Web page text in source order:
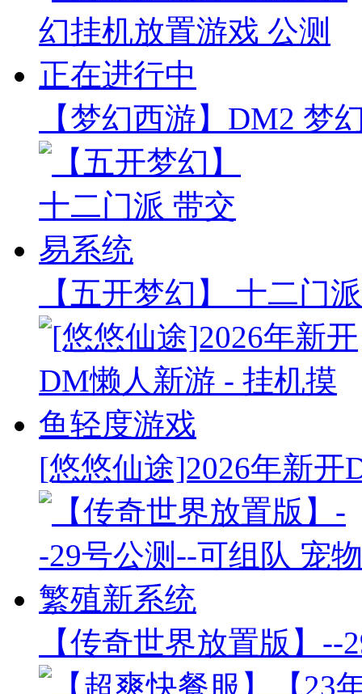
【梦幻西游】DM2 梦
【五开梦幻】 十二门
[悠悠仙途]2026年新开
【传奇世界放置版】